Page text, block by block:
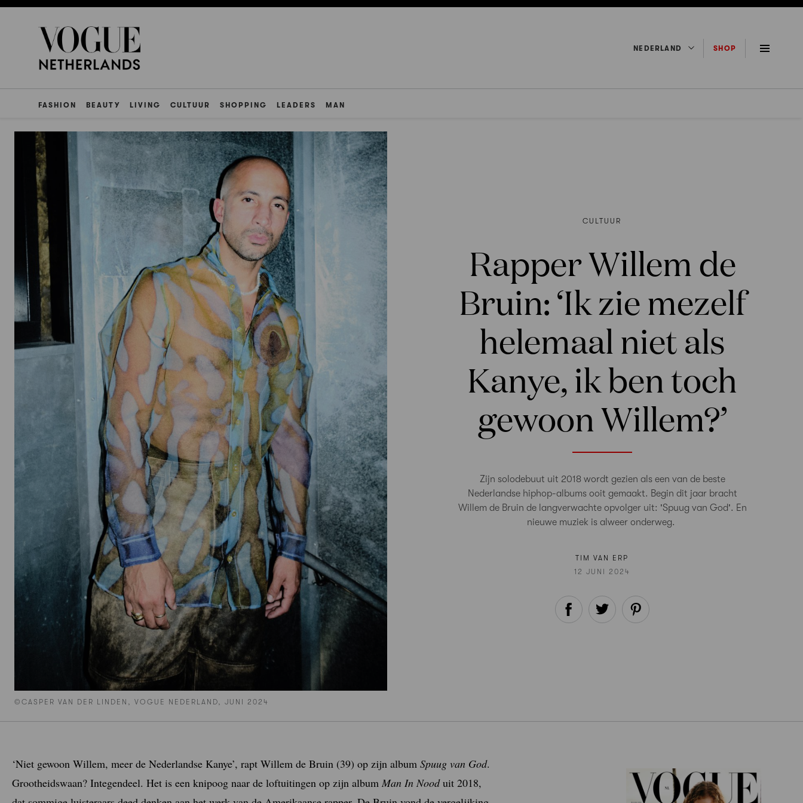
NEDERLAND SHOP
FASHION BEAUTY LIVING CULTUUR SHOPPING LEADERS MAN
©CASPER VAN DER LINDEN, VOGUE NEDERLAND, JUNI 2024
CULTUUR
Rapper Willem de
Bruin: ‘Ik zie mezelf
helemaal niet als
Kanye, ik ben toch
gewoon Willem?’
Zijn solodebuut uit 2018 wordt gezien als een van de beste
Nederlandse hiphop-albums ooit gemaakt. Begin dit jaar bracht
Willem de Bruin de langverwachte opvolger uit: 'Spuug van God'. En
nieuwe muziek is alweer onderweg.
TIM VAN ERP
12 JUNI 2024
‘Niet gewoon Willem, meer de Nederlandse Kanye’, rapt Willem de Bruin (39) op zijn album Spuug van God.
Grootheidswaan? Integendeel. Het is een knipoog naar de loftuitingen op zijn album Man In Nooduit 2018,